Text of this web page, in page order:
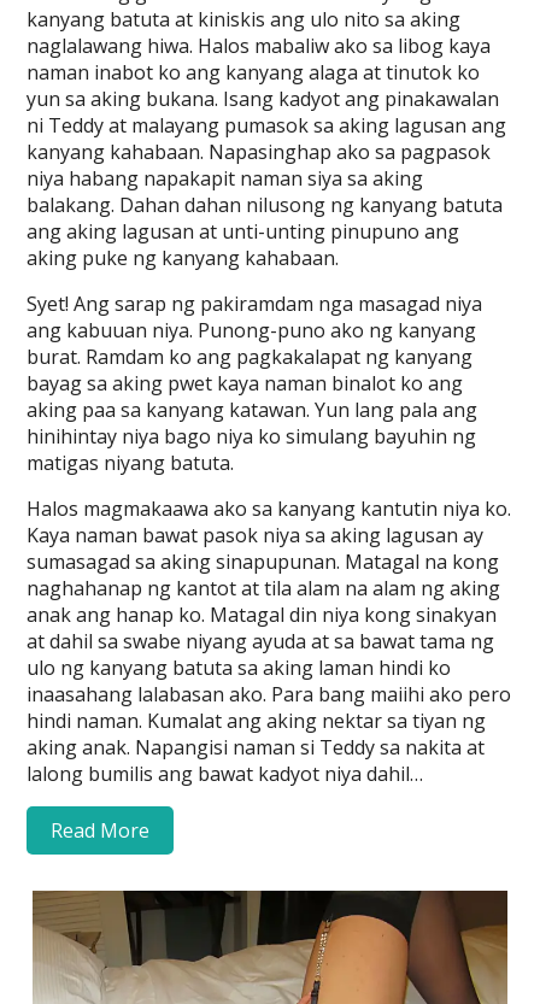
kanyang batuta at kiniskis ang ulo nito sa aking
naglalawang hiwa. Halos mabaliw ako sa libog kaya
naman inabot ko ang kanyang alaga at tinutok ko
yun sa aking bukana. Isang kadyot ang pinakawalan
ni Teddy at malayang pumasok sa aking lagusan ang
kanyang kahabaan. Napasinghap ako sa pagpasok
niya habang napakapit naman siya sa aking
balakang. Dahan dahan nilusong ng kanyang batuta
ang aking lagusan at unti-unting pinupuno ang
aking puke ng kanyang kahabaan.
Syet! Ang sarap ng pakiramdam nga masagad niya
ang kabuuan niya. Punong-puno ako ng kanyang
burat. Ramdam ko ang pagkakalapat ng kanyang
bayag sa aking pwet kaya naman binalot ko ang
aking paa sa kanyang katawan. Yun lang pala ang
hinihintay niya bago niya ko simulang bayuhin ng
matigas niyang batuta.
Halos magmakaawa ako sa kanyang kantutin niya ko.
Kaya naman bawat pasok niya sa aking lagusan ay
sumasagad sa aking sinapupunan. Matagal na kong
naghahanap ng kantot at tila alam na alam ng aking
anak ang hanap ko. Matagal din niya kong sinakyan
at dahil sa swabe niyang ayuda at sa bawat tama ng
ulo ng kanyang batuta sa aking laman hindi ko
inaasahang lalabasan ako. Para bang maiihi ako pero
hindi naman. Kumalat ang aking nektar sa tiyan ng
aking anak. Napangisi naman si Teddy sa nakita at
lalong bumilis ang bawat kadyot niya dahil…
Read More